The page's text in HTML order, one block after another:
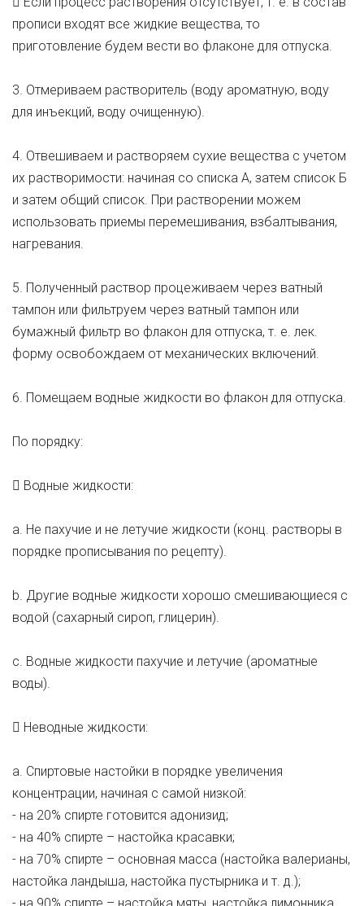
прописи входят все жидкие вещества, то
приготовление будем вести во флаконе для отпуска.
3. Отмериваем растворитель (воду ароматную, воду
для инъекций, воду очищенную).
4. Отвешиваем и растворяем сухие вещества с учетом
их растворимости: начиная со списка А, затем список Б
и затем общий список. При растворении можем
использовать приемы перемешивания, взбалтывания,
нагревания.
5. Полученный раствор процеживаем через ватный
тампон или фильтруем через ватный тампон или
бумажный фильтр во флакон для отпуска, т. е. лек.
форму освобождаем от механических включений.
6. Помещаем водные жидкости во флакон для отпуска.
По порядку:
 Водные жидкости:
a. Не пахучие и не летучие жидкости (конц. растворы в
порядке прописывания по рецепту).
b. Другие водные жидкости хорошо смешивающиеся с
водой (сахарный сироп, глицерин).
c. Водные жидкости пахучие и летучие (ароматные
воды).
 Неводные жидкости:
a. Спиртовые настойки в порядке увеличения
концентрации, начиная с самой низкой:
- на 20% спирте готовится адонизид;
- на 40% спирте – настойка красавки;
- на 70% спирте – основная масса (настойка валерианы,
настойка ландыша, настойка пустырника и т. д.);